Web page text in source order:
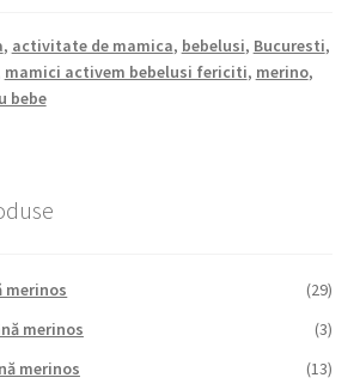
, activitate de mamica, bebelusi, Bucuresti,
mamici activem bebelusi fericiti, merino,
bebe
merinos
(29)
merinos
(3)
merinos
(13)